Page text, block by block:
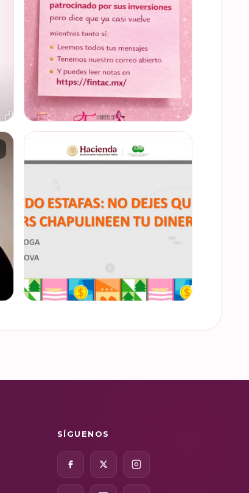
Prometemos que no desaparecimos… solo
estamos reorganizando todo (y esperando
a que el diseñador vuelva del retiro 😅). No
estamos publicand…
SÍGUENOS